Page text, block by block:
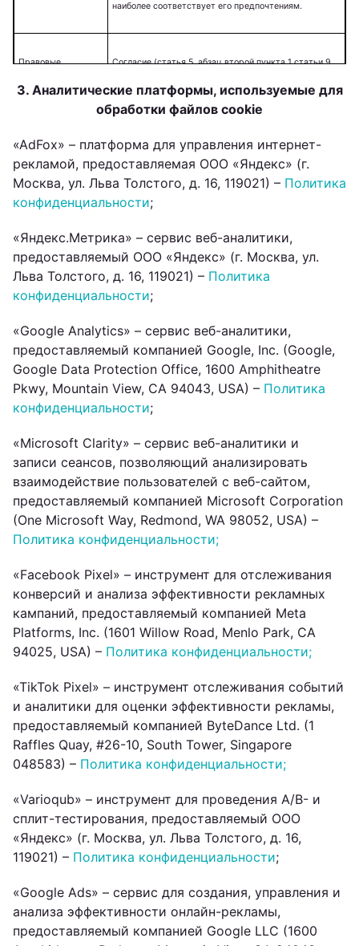
наиболее соответствует его предпочтениям.
Правовые
основания
Согласие (статья 5, абзац второй пункта 1 статьи 9
Закона о персональных данных).
Срок обработки До 13 месяцев.
3. Аналитические платформы, используемые для
обработки файлов cookie
«AdFox» – платформа для управления интернет-
рекламой, предоставляемая ООО «Яндекс» (г.
Москва, ул. Льва Толстого, д. 16, 119021) – Политика
конфиденциальности;
«Яндекс.Метрика» – сервис веб-аналитики,
предоставляемый ООО «Яндекс» (г. Москва, ул.
Льва Толстого, д. 16, 119021) – Политика
конфиденциальности;
«Google Analytics» – сервис веб-аналитики,
предоставляемый компанией Google, Inc. (Google,
Google Data Protection Office, 1600 Amphitheatre
Pkwy, Mountain View, CA 94043, USA) – Политика
конфиденциальности;
«Microsoft Clarity» – сервис веб-аналитики и
записи сеансов, позволяющий анализировать
взаимодействие пользователей с веб-сайтом,
предоставляемый компанией Microsoft Corporation
(One Microsoft Way, Redmond, WA 98052, USA) –
Политика конфиденциальности;
«Facebook Pixel» – инструмент для отслеживания
конверсий и анализа эффективности рекламных
кампаний, предоставляемый компанией Meta
Platforms, Inc. (1601 Willow Road, Menlo Park, CA
94025, USA) – Политика конфиденциальности;
«TikTok Pixel» – инструмент отслеживания событий
и аналитики для оценки эффективности рекламы,
предоставляемый компанией ByteDance Ltd. (1
Raffles Quay, #26-10, South Tower, Singapore
048583) – Политика конфиденциальности;
«Varioqub» – инструмент для проведения A/B- и
сплит-тестирования, предоставляемый ООО
«Яндекс» (г. Москва, ул. Льва Толстого, д. 16,
119021) – Политика конфиденциальности;
«Google Ads» – сервис для создания, управления и
анализа эффективности онлайн-рекламы,
предоставляемый компанией Google LLC (1600